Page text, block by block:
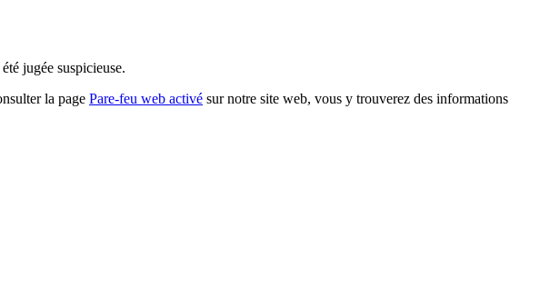
jugée suspicieuse.
la page Pare-feu web activé sur notre site web, vous y trouverez des informations